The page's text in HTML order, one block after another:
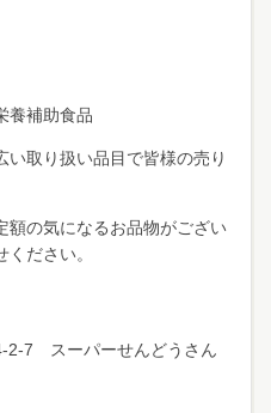
養補助食品
取り扱い品目で皆様の売り
額の気になるお品物がござい
ださい。
2-7 スーパーせんどうさん